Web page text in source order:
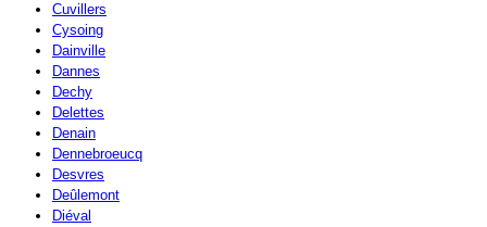
Cuvillers
Cysoing
Dainville
Dannes
Dechy
Delettes
Denain
Dennebroeucq
Desvres
Deûlemont
Diéval